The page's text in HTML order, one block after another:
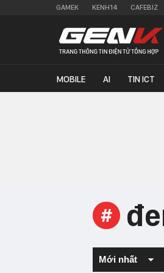
GAMEK KENH14 CAFEBIZ
MOBILE AI TIN ICT
#
Mới nhất